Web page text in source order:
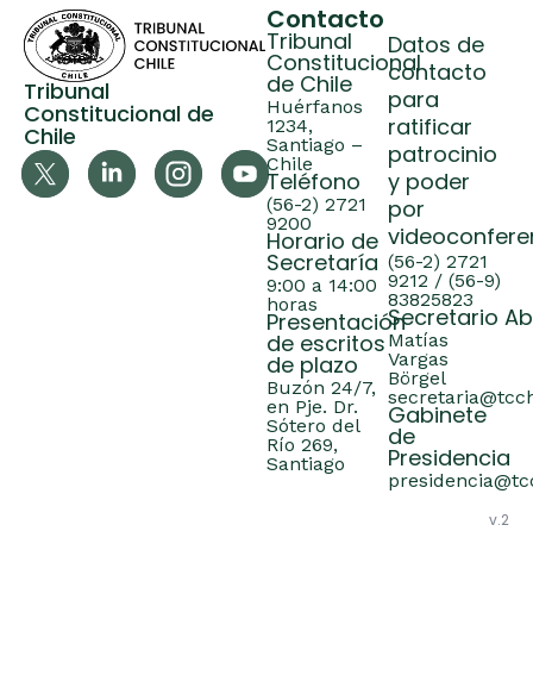
Tribunal
Constitucional de
Chile
Contacto
Tribunal
Constitucional
de Chile
Huérfanos
1234,
Santiago –
Chile
Teléfono
(56-2) 2721
9200
Horario de
Secretaría
9:00 a 14:00
horas
Presentación
de escritos
de plazo
Buzón 24/7,
en Pje. Dr.
Sótero del
Río 269,
Santiago
Datos de
contacto
para
ratificar
patrocinio
y poder
por
(56-2) 2721
9212 / (56-9)
83825823
Secretario
Matías
Vargas
Börgel
Gabinete
de
Presidencia
v.2